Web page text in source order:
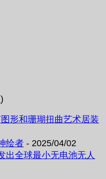
)
形和珊瑚扭曲艺术居装
绘者 - 2025/04/02
出全球最小无电池无人